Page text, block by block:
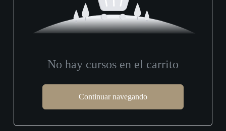
No hay cursos en el carrito
Continuar navegando